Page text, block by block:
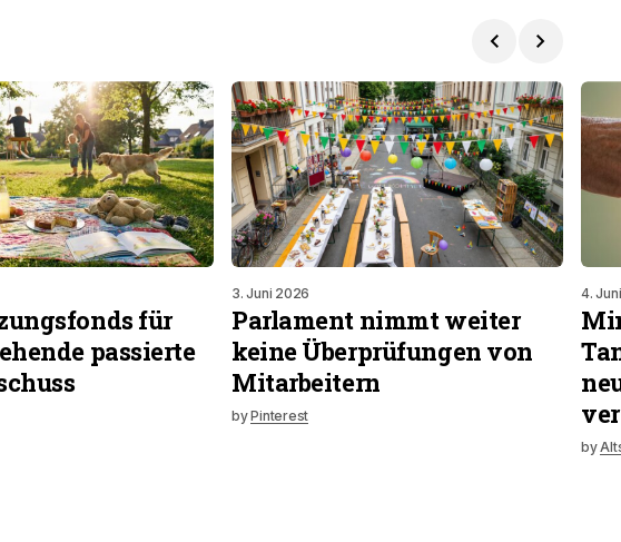
für
passierte
3. Juni 2026
Parlament nimmt weiter
keine Überprüfungen von
Mitarbeitern
byPinterest
4.
by